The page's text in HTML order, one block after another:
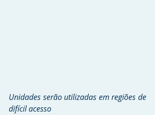
Unidades serão utilizadas em regiões de
difícil acesso